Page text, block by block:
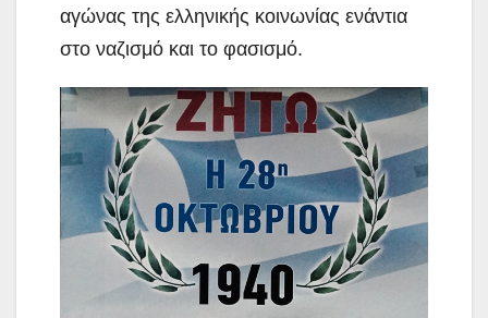
αγώνας της ελληνικής κοινωνίας ενάντια
στο ναζισμό και το φασισμό.